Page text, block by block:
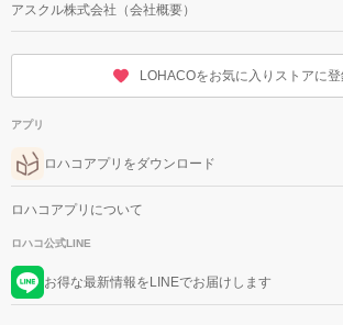
アスクル株式会社（会社概要）
LOHACOをお気に入りストアに
アプリ
ロハコアプリをダウンロード
ロハコアプリについて
ロハコ公式LINE
お得な最新情報をLINEでお届けします